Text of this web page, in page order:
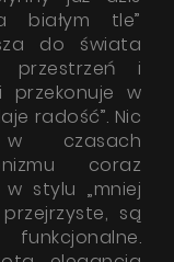
białym tle”
do świata
przestrzeń i
przekonuje w
radość”. Nic
czasach
coraz
stylu „mniej
są